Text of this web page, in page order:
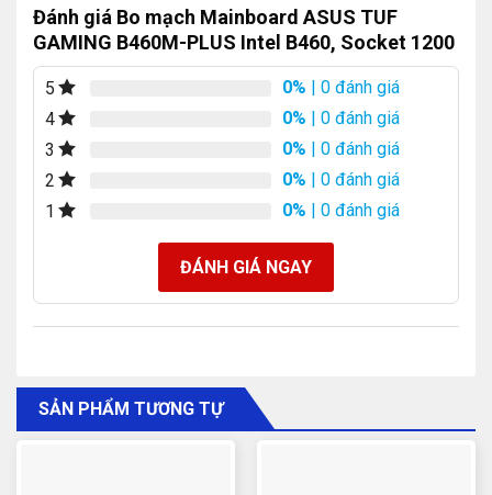
Đánh giá Bo mạch Mainboard ASUS TUF
GAMING B460M-PLUS Intel B460, Socket 1200
5 0% | 0 đánh giá
4
0% | 0 đánh giá
3
0% | 0 đánh giá
2
0% | 0 đánh giá
1
0% | 0 đánh giá
ĐÁNH GIÁ NGAY
SẢN PHẨM TƯƠNG TỰ